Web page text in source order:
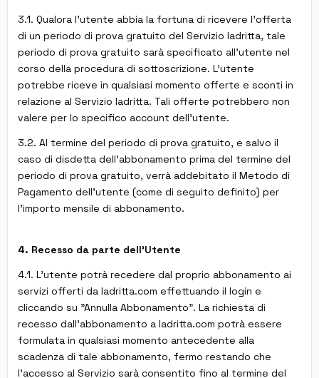
3.1. Qualora l'utente abbia la fortuna di ricevere l'offerta
di un periodo di prova gratuito del Servizio ladritta, tale
periodo di prova gratuito sarà specificato all'utente nel
corso della procedura di sottoscrizione. L'utente
potrebbe riceve in qualsiasi momento offerte e sconti in
relazione al Servizio ladritta. Tali offerte potrebbero non
valere per lo specifico account dell'utente.
3.2. Al termine del periodo di prova gratuito, e salvo il
caso di disdetta dell'abbonamento prima del termine del
periodo di prova gratuito, verrà addebitato il Metodo di
Pagamento dell'utente (come di seguito definito) per
l'importo mensile di abbonamento.
4. Recesso da parte dell'Utente
4.1. L'utente potrà recedere dal proprio abbonamento ai
servizi offerti da ladritta.com effettuando il login e
cliccando su "Annulla Abbonamento". La richiesta di
recesso dall'abbonamento a ladritta.com potrà essere
formulata in qualsiasi momento antecedente alla
scadenza di tale abbonamento, fermo restando che
l'accesso al Servizio sarà consentito fino al termine del